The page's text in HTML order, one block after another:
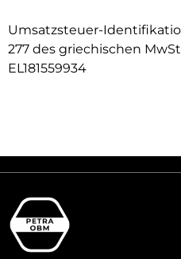
Umsatzsteuer-
277 des griechischen
EL181559934